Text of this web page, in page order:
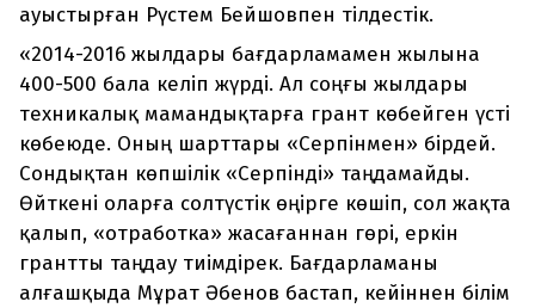
ауыстырған Рүстем Бейшовпен тілдестік.
«2014-2016 жылдары бағдарламамен жылына
400-500 бала келіп жүрді. Ал соңғы жылдары
техникалық мамандықтарға грант көбейген үсті
көбеюде. Оның шарттары «Серпінмен» бірдей.
Сондықтан көпшілік «Серпінді» таңдамайды.
Өйткені оларға солтүстік өңірге көшіп, сол жақта
қалып, «отработка» жасағаннан гөрі, еркін
грантты таңдау тиімдірек. Бағдарламаны
алғашқыда Мұрат Әбенов бастап, кейіннен білім